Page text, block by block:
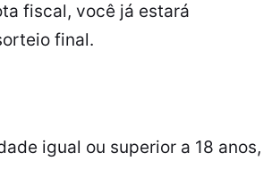
fiscal, você já estará
final.
igual ou superior a 18 anos,